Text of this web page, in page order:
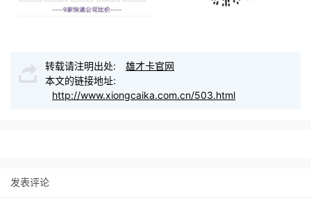
转载请注明出处:
雄才卡官网
本文的链接地址:
http://www.xiongcaika.com.cn/503.html
发表评论